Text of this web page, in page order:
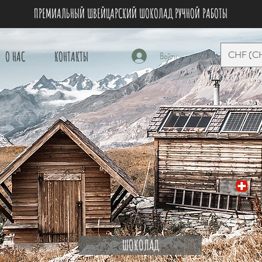
ПРЕМИАЛЬНЫЙ ШВЕЙЦАРСКИЙ ШОКОЛАД РУЧНОЙ РАБОТЫ
О НАС КОНТАКТЫ Войти CHF
ШОКОЛАД